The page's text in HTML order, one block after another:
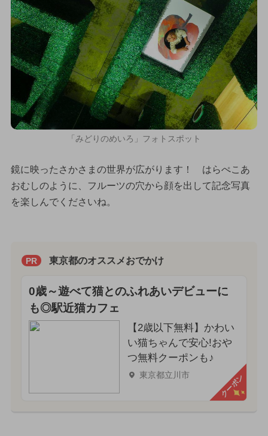
「みどりのめいろ」フォトスポット
鏡に映ったさかさまの世界が広がります！ はらぺこあ
おむしのように、フルーツの穴から顔を出して記念写真
を楽しんでくださいね。
PR 東京都のオススメおでかけ
0歳～遊べて猫とのふれあいデビューに
も◎駅近猫カフェ
【2歳以下無料】かわい
い猫ちゃんで安心!おや
つ無料クーポンも♪
東京都立川市 クーポン